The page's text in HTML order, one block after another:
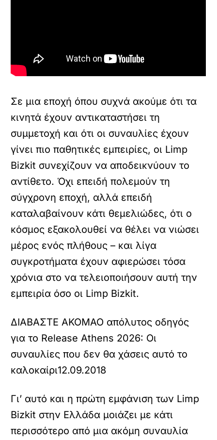
Σε μια εποχή όπου συχνά ακούμε ότι τα
κινητά έχουν αντικαταστήσει τη
συμμετοχή και ότι οι συναυλίες έχουν
γίνει πιο παθητικές εμπειρίες, οι Limp
Bizkit συνεχίζουν να αποδεικνύουν το
αντίθετο. Όχι επειδή πολεμούν τη
σύγχρονη εποχή, αλλά επειδή
καταλαβαίνουν κάτι θεμελιώδες, ότι ο
κόσμος εξακολουθεί να θέλει να νιώσει
μέρος ενός πλήθους – και λίγα
συγκροτήματα έχουν αφιερώσει τόσα
χρόνια στο να τελειοποιήσουν αυτή την
εμπειρία όσο οι Limp Bizkit.
ΔΙΑΒΑΣΤΕ ΑΚΟΜΑΟ απόλυτος οδηγός
για το Release Athens 2026: Οι
συναυλίες που δεν θα χάσεις αυτό το
καλοκαίρι12.09.2018
Γι’ αυτό και η πρώτη εμφάνιση των Limp
Bizkit στην Ελλάδα μοιάζει με κάτι
περισσότερο από μια ακόμη συναυλία